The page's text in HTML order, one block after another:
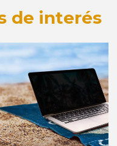
de interés